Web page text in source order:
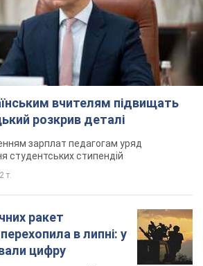
вчителям підвищать
розкрив деталі
зарплат педагогам уряд
студентських стипендій
т.
ракет
в липні: у
цифру